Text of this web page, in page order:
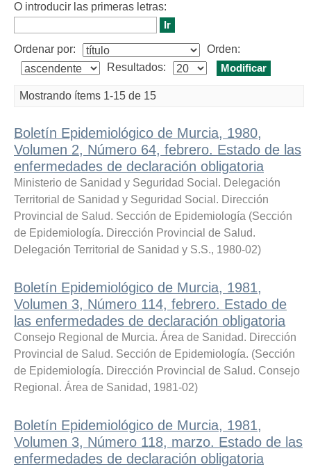
O introducir las primeras letras:
Ordenar por:
Orden:
Resultados:
Mostrando ítems 1-15 de 15
Boletín Epidemiológico de Murcia, 1980,
Volumen 2, Número 64, febrero. Estado de las
enfermedades de declaración obligatoria
Ministerio de Sanidad y Seguridad Social. Delegación
Territorial de Sanidad y Seguridad Social. Dirección
Provincial de Salud. Sección de Epidemiología (Sección
de Epidemiología. Dirección Provincial de Salud.
Delegación Territorial de Sanidad y S.S., 1980-02)
Boletín Epidemiológico de Murcia, 1981,
Volumen 3, Número 114, febrero. Estado de
las enfermedades de declaración obligatoria
Consejo Regional de Murcia. Área de Sanidad. Dirección
Provincial de Salud. Sección de Epidemiología. (Sección
de Epidemiología. Dirección Provincial de Salud. Consejo
Regional. Área de Sanidad, 1981-02)
Boletín Epidemiológico de Murcia, 1981,
Volumen 3, Número 118, marzo. Estado de las
enfermedades de declaración obligatoria